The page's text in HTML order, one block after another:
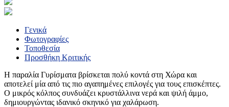
Γενικά
Φωτογραφίες
Τοποθεσία
Προσθήκη Κριτικής
Η παραλία Γυρίσματα βρίσκεται πολύ κοντά στη Χώρα και
αποτελεί μία από τις πιο αγαπημένες επιλογές για τους επισκέπτες.
Ο μικρός κόλπος συνδυάζει κρυστάλλινα νερά και ψιλή άμμο,
δημιουργώντας ιδανικό σκηνικό για χαλάρωση.